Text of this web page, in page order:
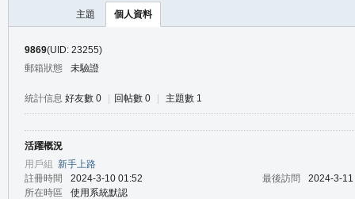
主題 個人資料
9869(UID: 23255)
郵箱狀態
未驗證
統計信息 好友數 0 回帖數 0 主題數 1
活躍概況
用戶組 新手上路
註冊時間
2024-3-10 01:52 最後訪問
2024-3-
所在時區
使用系統默認